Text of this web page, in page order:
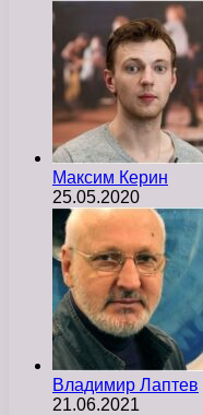
Максим Керин
25.05.2020
Владимир Лаптев
21.06.2021